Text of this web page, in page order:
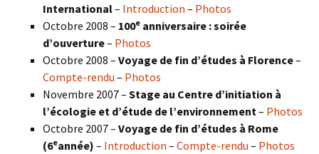
International– Introduction – Photos
Octobre 2008 – 100e anniversaire : soirée
d’ouverture– Photos
Octobre 2008 – Voyage de fin d’études à Florence–
Compte-rendu – Photos
Novembre 2007 – Stage au Centre d’initiation à
l’écologie et d’étude de l’environnement – Photos
Octobre 2007 – Voyage de fin d’études à Rome
(6eannée) – Introduction – Compte-rendu – Photos